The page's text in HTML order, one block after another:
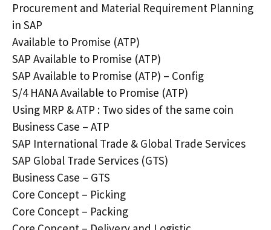
Procurement and Material Requirement Planning
in SAP
Available to Promise (ATP)
SAP Available to Promise (ATP)
SAP Available to Promise (ATP) – Config
S/4 HANA Available to Promise (ATP)
Using MRP & ATP : Two sides of the same coin
Business Case – ATP
SAP International Trade & Global Trade Services
SAP Global Trade Services (GTS)
Business Case – GTS
Core Concept – Picking
Core Concept – Packing